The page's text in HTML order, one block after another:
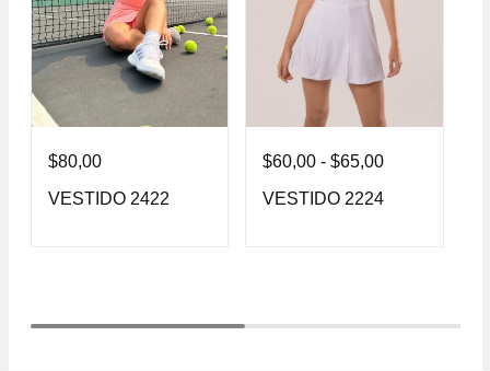
$80,00
VESTIDO 2422
$60,00 - $65,00
VESTIDO 2224